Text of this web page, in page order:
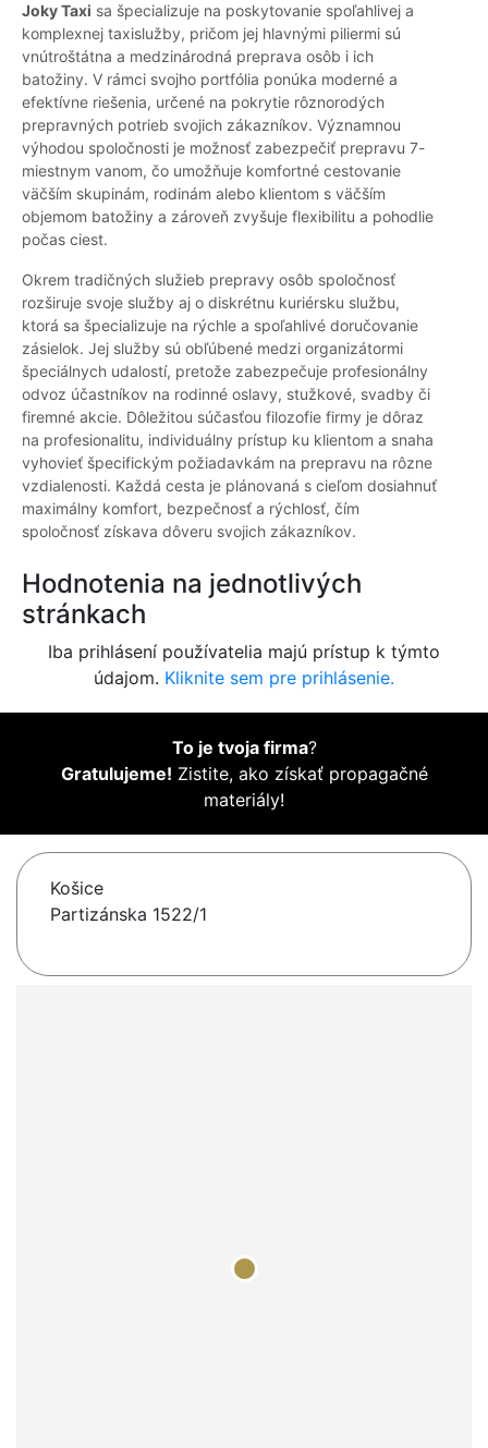
Joky Taxi sa špecializuje na poskytovanie spoľahlivej a
komplexnej taxislužby, pričom jej hlavnými piliermi sú
vnútroštátna a medzinárodná preprava osôb i ich
batožiny. V rámci svojho portfólia ponúka moderné a
efektívne riešenia, určené na pokrytie rôznorodých
prepravných potrieb svojich zákazníkov. Významnou
výhodou spoločnosti je možnosť zabezpečiť prepravu 7-
miestnym vanom, čo umožňuje komfortné cestovanie
väčším skupinám, rodinám alebo klientom s väčším
objemom batožiny a zároveň zvyšuje flexibilitu a pohodlie
počas ciest.
Okrem tradičných služieb prepravy osôb spoločnosť
rozširuje svoje služby aj o diskrétnu kuriérsku službu,
ktorá sa špecializuje na rýchle a spoľahlivé doručovanie
zásielok. Jej služby sú obľúbené medzi organizátormi
špeciálnych udalostí, pretože zabezpečuje profesionálny
odvoz účastníkov na rodinné oslavy, stužkové, svadby či
firemné akcie. Dôležitou súčasťou filozofie firmy je dôraz
na profesionalitu, individuálny prístup ku klientom a snaha
vyhovieť špecifickým požiadavkám na prepravu na rôzne
vzdialenosti. Každá cesta je plánovaná s cieľom dosiahnuť
maximálny komfort, bezpečnosť a rýchlosť, čím
spoločnosť získava dôveru svojich zákazníkov.
Hodnotenia na jednotlivých
stránkach
Iba prihlásení používatelia majú prístup k týmto
údajom. Kliknite sem pre prihlásenie.
To je tvoja firma?
Gratulujeme! Zistite, ako získať propagačné
materiály!
Košice
Partizánska 1522/1